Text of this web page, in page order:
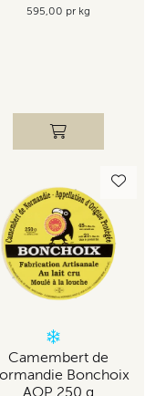
595,00 pr kg
Camembert de
Bonchoix
AOP 250 g